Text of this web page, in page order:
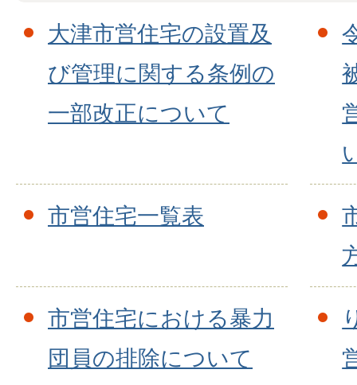
大津市営住宅の設置及
び管理に関する条例の
一部改正について
市営住宅一覧表
市営住宅における暴力
団員の排除について